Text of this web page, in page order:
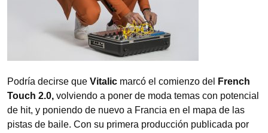
Podría decirse que Vitalic marcó el comienzo del
French
Touch 2.0, volviendo a poner de moda temas con potencial
de hit, y poniendo de nuevo a Francia en el mapa de las
pistas de baile. Con su primera producción publicada por